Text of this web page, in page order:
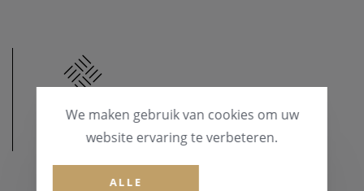
MATERIAAL
MATERIAAL & KLEUR
We maken gebruik van cookies om uw
website ervaring te verbeteren.
ALLE